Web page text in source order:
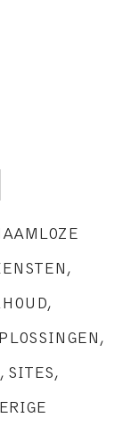
,
,
,
, SITES,